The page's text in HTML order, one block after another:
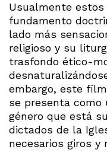
Usualmente
fundamento
lado más
religioso y su
trasfondo ético-
embargo, este
se presenta como
género que está
dictados de la
necesarios giros y